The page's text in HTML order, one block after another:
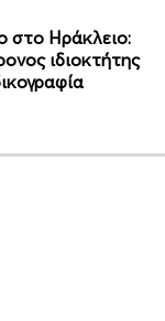
στο Ηράκλειο:
ιδιοκτήτης